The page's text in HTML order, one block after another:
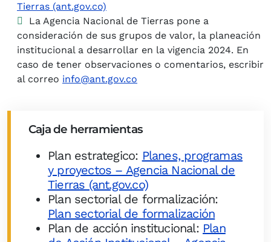
Tierras (ant.gov.co)
La Agencia Nacional de Tierras pone a
consideración de sus grupos de valor, la planeación
institucional a desarrollar en la vigencia 2024. En
caso de tener observaciones o comentarios, escribir
al correo info@ant.gov.co
Caja de herramientas
Plan estrategico: Planes, programas
y proyectos – Agencia Nacional de
Tierras (ant.gov.co)
Plan sectorial de formalización:
Plan sectorial de formalización
Plan de acción institucional: Plan